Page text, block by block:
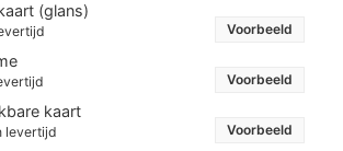
(glans)
Voorbeeld
Voorbeeld
kaart
levertijd Voorbeeld